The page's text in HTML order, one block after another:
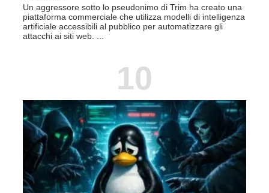
Un aggressore sotto lo pseudonimo di Trim ha creato una
piattaforma commerciale che utilizza modelli di intelligenza
artificiale accessibili al pubblico per automatizzare gli
attacchi ai siti web. ...
10